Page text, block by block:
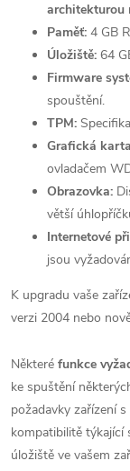
architekturou
Paměť: 4 GB
Úložiště: 64
Firmware
spouštění.
TPM:
Grafická
ovladačem
Obrazovka:
větší
Internetové
jsou
K upgradu vaše
verzi 2004 nebo
Některé funkce
ke spuštění
požadavky zařízení
kompatibilitě týkající
úložiště ve vašem